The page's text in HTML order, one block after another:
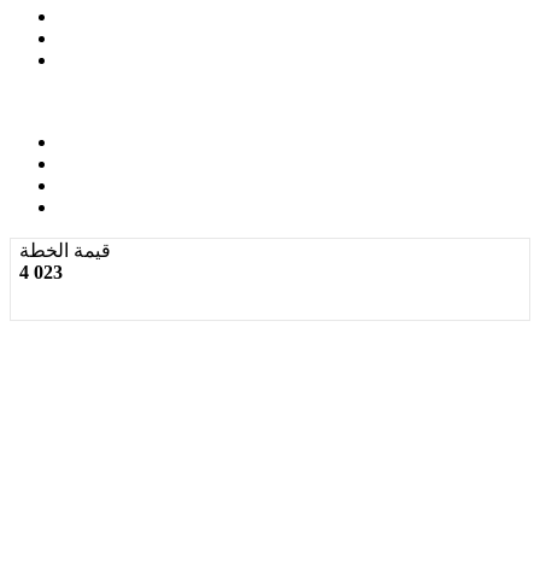
قيمة الخطة
4 023